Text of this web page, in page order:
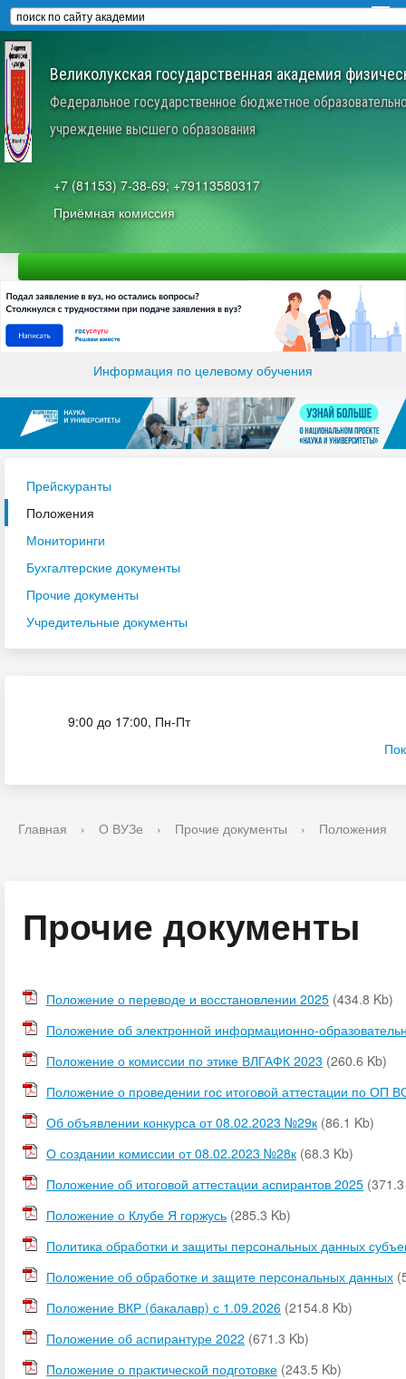
Великолукская государственная академия
Федеральное государственное бюджетное
учреждение высшего образования
+7 (81153) 7-38-69; +79113580317
Приёмная комиссия
Информация по целевому обучения
Прейскуранты
Положения
Мониторинги
Бухгалтерские документы
Прочие документы
Учредительные документы
9:00 до 17:00, Пн-Пт
Главная › О ВУЗе › Прочие документы › Положения
Прочие документы
Положение о переводе и восстановлении 2025 (434.8 Kb)
Положение об электронной информационно-
Положение о комиссии по этике ВЛГАФК 2023 (260.6 Kb)
Положение о проведении гос итоговой аттестации по ОП
Об объявлении конкурса от 08.02.2023 №29к (86.1 Kb)
О создании комиссии от 08.02.2023 №28к (68.3 Kb)
Положение об итоговой аттестации аспирантов 2025
Положение о Клубе Я горжусь (285.3 Kb)
Политика обработки и защиты персональных данных
Положение об обработке и защите персональных данных
Положение ВКР (бакалавр) с 1.09.2026 (2154.8 Kb)
Положение об аспирантуре 2022 (671.3 Kb)
Положение о практической подготовке (243.5 Kb)